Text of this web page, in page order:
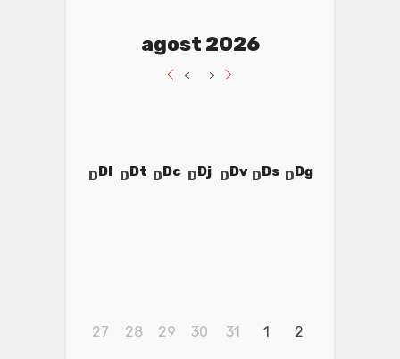
<
agost 2026
>
Dl Dt Dc Dj Dv Ds Dg
27 28 29 30 31 1 2